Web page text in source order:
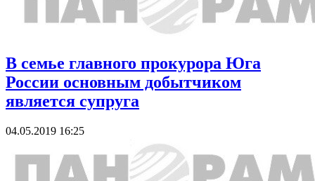
В семье главного прокурора Юга
России основным добытчиком
является супруга
04.05.2019 16:25